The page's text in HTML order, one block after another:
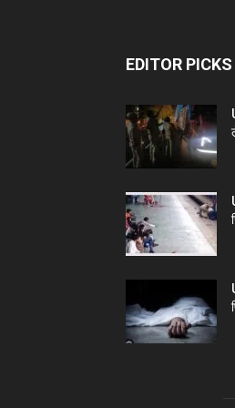
EDITOR PICKS